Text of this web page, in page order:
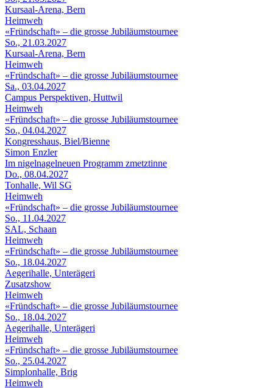
Kursaal-Arena, Bern
Heimweh
«Fründschaft» – die grosse Jubiläumstournee
So., 21.03.2027
Kursaal-Arena, Bern
Heimweh
«Fründschaft» – die grosse Jubiläumstournee
Sa., 03.04.2027
Campus Perspektiven, Huttwil
Heimweh
«Fründschaft» – die grosse Jubiläumstournee
So., 04.04.2027
Kongresshaus, Biel/Bienne
Simon Enzler
Im nigelnagelneuen Programm zmetztinne
Do., 08.04.2027
Tonhalle, Wil SG
Heimweh
«Fründschaft» – die grosse Jubiläumstournee
So., 11.04.2027
SAL, Schaan
Heimweh
«Fründschaft» – die grosse Jubiläumstournee
So., 18.04.2027
Aegerihalle, Unterägeri
Zusatzshow
Heimweh
«Fründschaft» – die grosse Jubiläumstournee
So., 18.04.2027
Aegerihalle, Unterägeri
Heimweh
«Fründschaft» – die grosse Jubiläumstournee
So., 25.04.2027
Simplonhalle, Brig
Heimweh